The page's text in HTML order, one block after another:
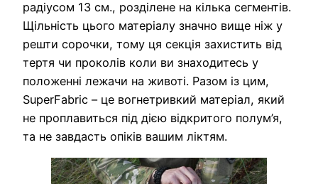
радіусом 13 см., розділене на кілька сегментів.
Щільність цього матеріалу значно вище ніж у
решти сорочки, тому ця секція захистить від
тертя чи проколів коли ви знаходитесь у
положенні лежачи на животі. Разом із цим,
SuperFabric – це вогнетривкий матеріал, який
не проплавиться під дією відкритого полум’я,
та не завдасть опіків вашим ліктям.